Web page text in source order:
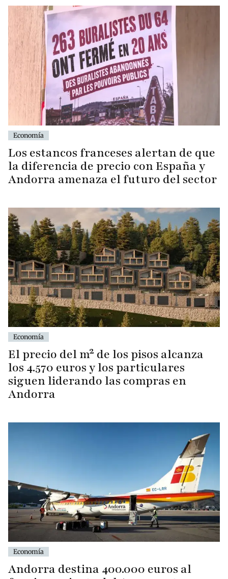
Economía
Los estancos franceses alertan de que
la diferencia de precio con España y
Andorra amenaza el futuro del sector
Economía
El precio del m² de los pisos alcanza
los 4.570 euros y los particulares
siguen liderando las compras en
Andorra
Economía
Andorra destina 400.000 euros al